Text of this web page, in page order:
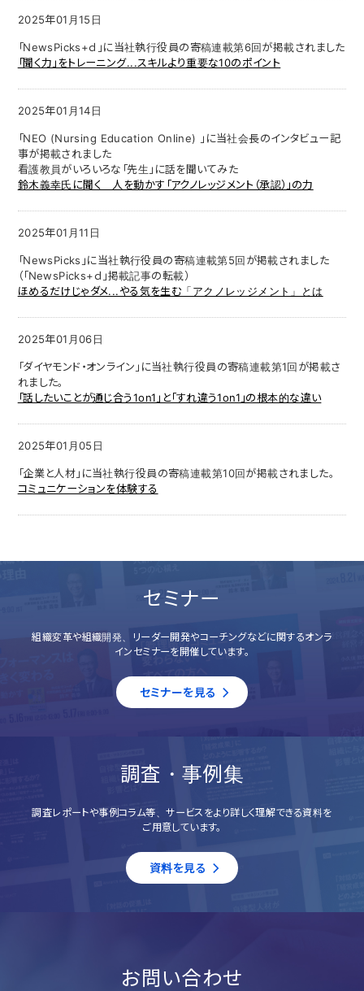
2025年01月15日
「NewsPicks+ｄ」に当社執行役員の寄稿連載第6回が掲載されました
「聞く力」をトレーニング...スキルより重要な10のポイント
2025年01月14日
「NEO (Nursing Education Online) 」に当社会長のインタビュー記
事が掲載されました
看護教員がいろいろな「先生」に話を聞いてみた
鈴木義幸氏に聞く 人を動かす「アクノレッジメント（承認）」の力
2025年01月11日
「NewsPicks」に当社執行役員の寄稿連載第5回が掲載されました
（「NewsPicks+ｄ」掲載記事の転載）
ほめるだけじゃダメ...やる気を生む「アクノレッジメント」とは
2025年01月06日
「ダイヤモンド・オンライン」に当社執行役員の寄稿連載第1回が掲載さ
れました。
「話したいことが通じ合う1on1」と「すれ違う1on1」の根本的な違い
2025年01月05日
「企業と人材」に当社執行役員の寄稿連載第10回が掲載されました。
コミュニケーションを体験する
セミナー
組織変革や組織開発、リーダー開発やコーチングなどに関するオンラ
インセミナーを開催しています。
セミナーを見る
調査・事例集
調査レポートや事例コラム等、サービスをより詳しく理解できる資料を
ご用意しています。
資料を見る
お問い合わせ